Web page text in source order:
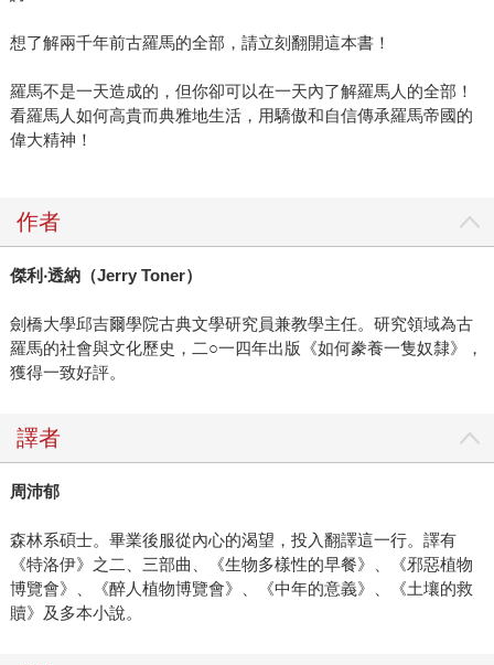
想了解兩千年前古羅馬的全部，請立刻翻開這本書！
羅馬不是一天造成的，但你卻可以在一天內了解羅馬人的全部！
看羅馬人如何高貴而典雅地生活，用驕傲和自信傳承羅馬帝國的
偉大精神！
作者
傑利 ‧透納（Jerry Toner）
劍橋大學邱吉爾學院古典文學研究員兼教學主任。研究領域為古
羅馬的社會與文化歷史，二○一四年出版《如何豢養一隻奴隸》，
獲得一致好評。
譯者
周沛郁
森林系碩士。畢業後服從內心的渴望，投入翻譯這一行。譯有
《特洛伊》之二、三部曲、《生物多樣性的早餐》、《邪惡植物
博覽會》、《醉人植物博覽會》、《中年的意義》、《土壤的救
贖》及多本小說。